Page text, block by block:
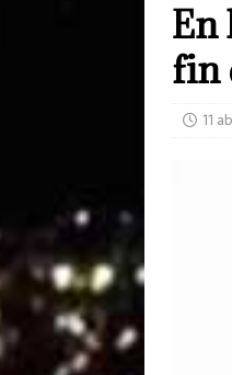
En
fin
11